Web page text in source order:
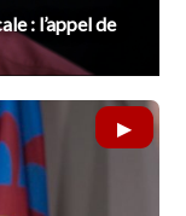
: l’appel de